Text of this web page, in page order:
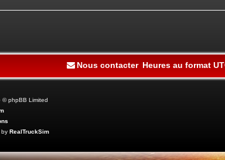
Heures au format
Nous contacter
© phpBB Limited
RealTruckSim